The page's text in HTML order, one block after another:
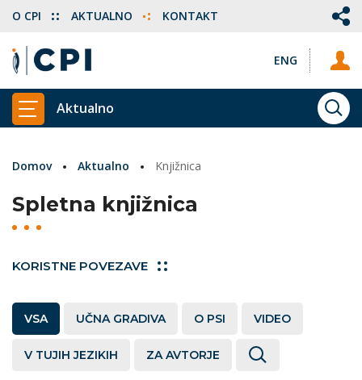
ENG
O CPI AKTUALNO KONTAKT
PRIKAŽI GLAVNI MENI
Aktualno
Domov Aktualno Knjižnica
Spletna knjižnica
KORISTNE POVEZAVE
VSA UČNA GRADIVA O PSI VIDEO
V TUJIH JEZIKIH ZA AVTORJE